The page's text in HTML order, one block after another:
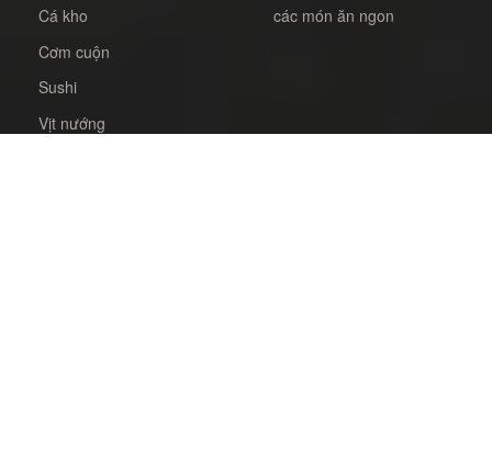
Cá kho
Cơm cuộn
Sushi
Vịt nướng
các món ăn ngon